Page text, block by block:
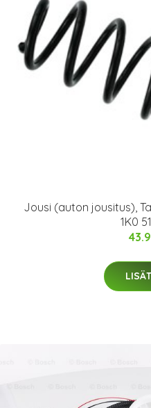
Jousi (auton jousitus),
1K0